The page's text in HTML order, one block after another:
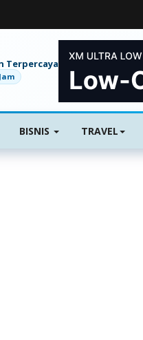
Terpercaya
BISNIS TRAVEL